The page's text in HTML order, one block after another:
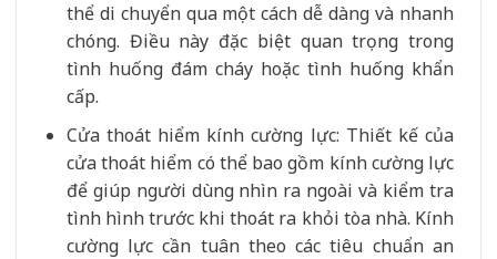
thể di chuyển qua một cách dễ dàng và nhanh
chóng. Điều này đặc biệt quan trọng trong
tình huống đám cháy hoặc tình huống khẩn
cấp.
Cửa thoát hiểm kính cường lực: Thiết kế của
cửa thoát hiểm có thể bao gồm kính cường lực
để giúp người dùng nhìn ra ngoài và kiểm tra
tình hình trước khi thoát ra khỏi tòa nhà. Kính
cường lực cần tuân theo các tiêu chuẩn an